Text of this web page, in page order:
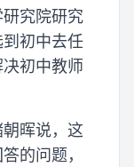
究院研究
初中去任
初中教师
晖说，这
的问题，